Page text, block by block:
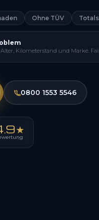
Ohne TÜV
Kilometerstand und Marke.
0800 1553 5546